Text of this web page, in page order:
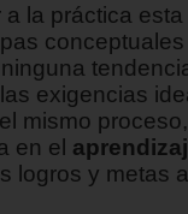
la práctica
exigencias
mismo
en el
logros y metas